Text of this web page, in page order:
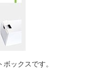
ックスです。